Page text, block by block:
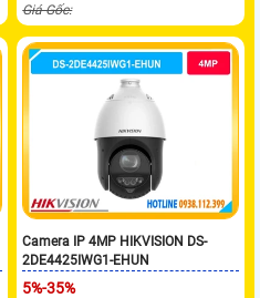
Giá Gốc:
Camera IP 4MP HIKVISION DS-
2DE4425IWG1-EHUN
5%-35%